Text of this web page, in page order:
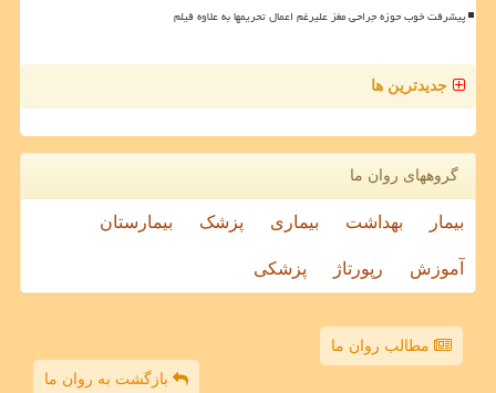
پیشرفت خوب حوزه جراحی مغز علیرغم اعمال تحریمها به علاوه فیلم
جدیدترین ها
گروههای روان ما
بیمار بهداشت بیماری پزشک بیمارستان
آموزش رپورتاژ پزشکی
مطالب روان ما
بازگشت به روان ما